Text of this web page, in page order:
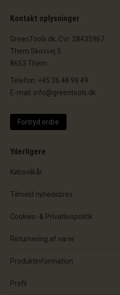
Kontakt oplysninger
GreenTools.dk, Cvr: 28435967
Them Skovvej 5
8653 Them
Telefon: +45 26 48 99 49
E-mail: info@greentools.dk
Fortryd ordre
Yderligere
Købsvilkår
Tilmeld nyhedsbrev
Cookies- & Privatlivspolitik
Returnering af varer
Produktinformation
Profil